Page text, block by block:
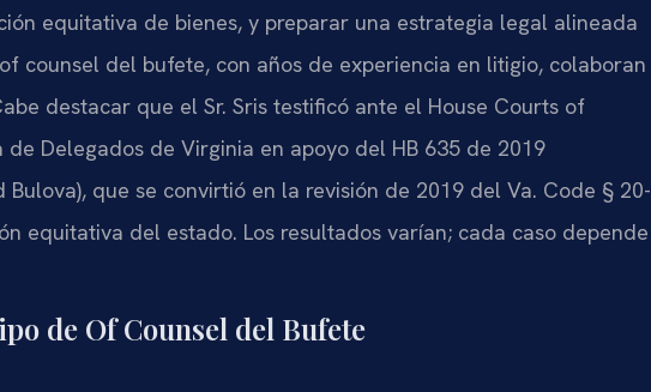
equitativa de bienes, y preparar una estrategia legal alineada
counsel del bufete, con años de experiencia en litigio, colaboran
destacar que el Sr. Sris testificó ante el House Courts of
Delegados de Virginia en apoyo del HB 635 de 2019
que se convirtió en la revisión de 2019 del Va. Code § 20-
equitativa del estado. Los resultados varían; cada caso depende
de Of Counsel del Bufete